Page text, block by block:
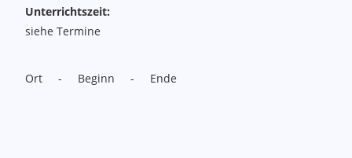
Unterrichtszeit:
siehe Termine
Ort - Beginn - Ende